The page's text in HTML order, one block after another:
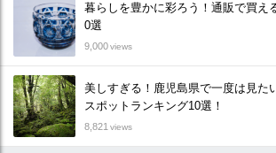
暮らしを豊かに彩ろう！通販で買え
0選
9,000views
美しすぎる！鹿児島県で一度は見た
スポットランキング10選！
8,821 views